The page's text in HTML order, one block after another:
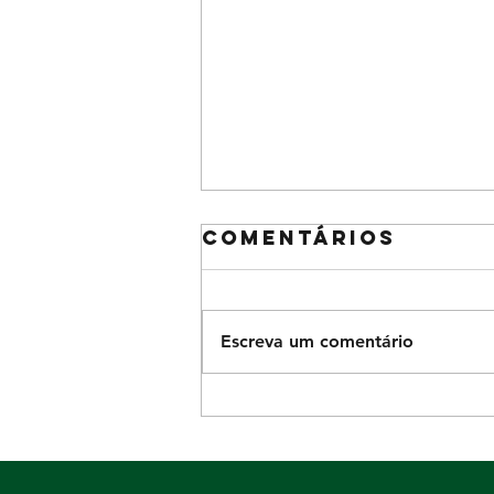
Diversão para
domingo Dia
Comentários
Escreva um comentário